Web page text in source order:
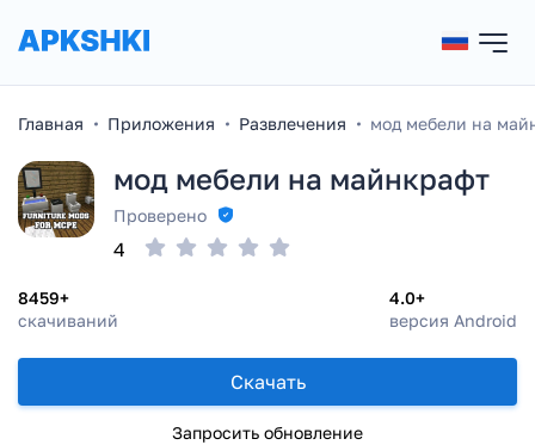
Главная Приложения Развлечения мод мебели на
мод мебели на майнкрафт
Проверено
8459+
скачиваний
4.0+
версия Android
4
Скачать
Запросить обновление